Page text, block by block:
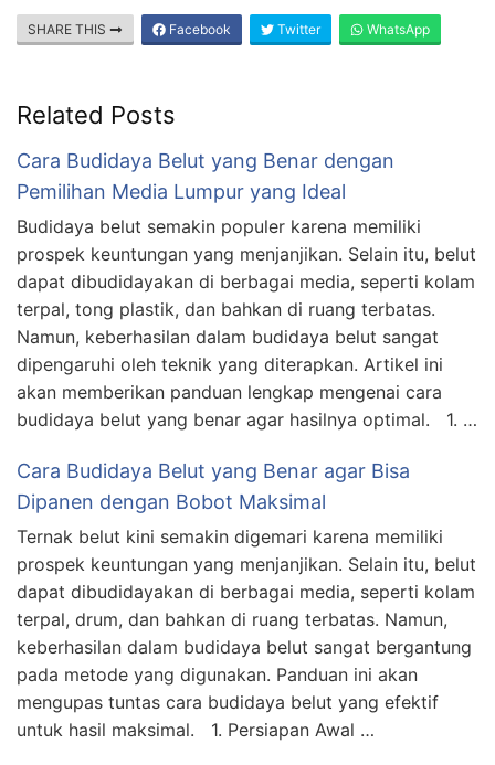
SHARE THIS Facebook Twitter WhatsApp
Related Posts
Cara Budidaya Belut yang Benar dengan
Pemilihan Media Lumpur yang Ideal
Budidaya belut semakin populer karena memiliki
prospek keuntungan yang menjanjikan. Selain itu, belut
dapat dibudidayakan di berbagai media, seperti kolam
terpal, tong plastik, dan bahkan di ruang terbatas.
Namun, keberhasilan dalam budidaya belut sangat
dipengaruhi oleh teknik yang diterapkan. Artikel ini
akan memberikan panduan lengkap mengenai cara
budidaya belut yang benar agar hasilnya optimal. 1. …
Cara Budidaya Belut yang Benar agar Bisa
Dipanen dengan Bobot Maksimal
Ternak belut kini semakin digemari karena memiliki
prospek keuntungan yang menjanjikan. Selain itu, belut
dapat dibudidayakan di berbagai media, seperti kolam
terpal, drum, dan bahkan di ruang terbatas. Namun,
keberhasilan dalam budidaya belut sangat bergantung
pada metode yang digunakan. Panduan ini akan
mengupas tuntas cara budidaya belut yang efektif
untuk hasil maksimal. 1. Persiapan Awal …